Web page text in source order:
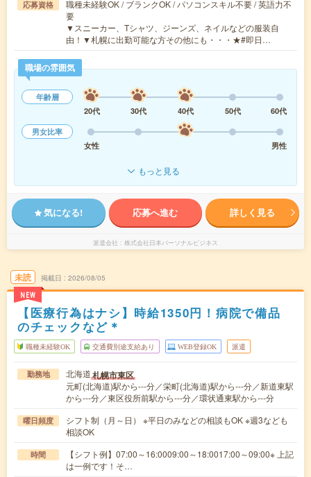
応募資格
職種未経験OK / ブランクOK / パソコンスキル不要 / 英語力不
要
▼スニーカー、Tシャツ、ジーンズ、ネイルなどの服装自
由！▼札幌に出勤可能な方その他にも・・・★#即日…
職場の雰囲気
年齢層
20代
30代 40代 50代
60代
男女比率
女性
男性
もっと見る
気になる! 応募へ進む 詳しく見る
派遣会社 株式会社日本パーソナルビジネス
未読
NEW
掲載日 2026/08/05
【医療行為はナシ】時給1350円！病院で備品
のチェックなど＊
職種未経験OK 交通費別途支給あり WEB登録OK 派遣
勤務地 北海道札幌市東区
元町(北海道)駅から---分／栄町(北海道)駅から---分／新道東駅
から---分／東区役所前駅から---分／環状通東駅から---分
曜日頻度
シフト制（月～日） ※平日のみなどの相談もOK ※週3なども
相談OK
時間
【シフト例】07:00～16:0009:00～18:0017:00～09:00※ 上記
は一例です！そ…